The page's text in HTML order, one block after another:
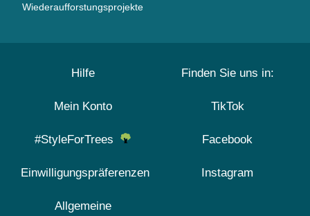
Wiederaufforstungsprojekte
Hilfe
Mein Konto
#StyleForTrees
Einwilligungspräferenzen
Allgemeine
Finden Sie uns in:
TikTok
Facebook
Instagram